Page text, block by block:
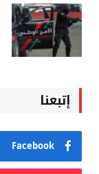
إتبعنا
Facebook